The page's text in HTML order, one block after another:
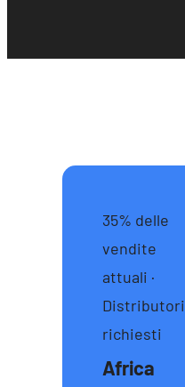
35% delle
vendite
attuali ·
Distributori
richiesti
Africa